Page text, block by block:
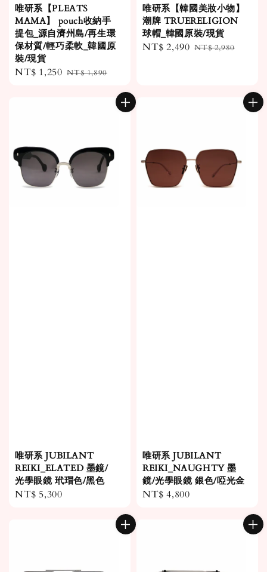
唯研系【PLEATS
MAMA】 pouch收納手
提包_源自濟州島/再生環
保材質/輕巧柔軟_韓國原
裝/現貨
Sale
NT$ 1,250 Regular
NT$ 1,890
唯研系【韓國美妝小物】
潮牌 TRUERELIGION
球帽_韓國原裝/現貨
Sale
NT$ 2,490 Regular
NT$ 2,980
唯研系 JUBILANT
REIKI_ELATED 墨鏡/
光學眼鏡 玳瑁色/黑色
Regular
NT$ 5,300
唯研系 JUBILANT
REIKI_NAUGHTY 墨
鏡/光學眼鏡 銀色/啞光金
Regular
NT$ 4,800